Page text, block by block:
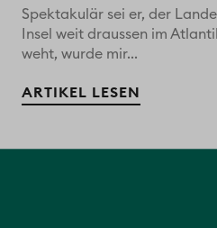
Spektakulär sei er, der
Insel weit draussen im
weht, wurde mir...
ARTIKEL LESEN